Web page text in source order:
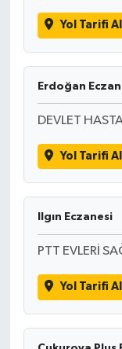
Yol Tarifi Al
Erdoğan
DEVLET
Yol Tarifi Al
Ilgın Eczanesi
PTT EVLERİ
Yol Tarifi Al